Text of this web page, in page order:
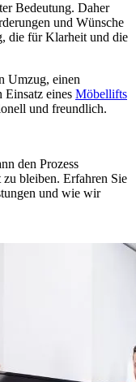
Bedeutung. Daher
und Wünsche
die für Klarheit und die
Umzug, einen
Einsatz eines Möbellifts
und freundlich.
den Prozess
bleiben. Erfahren Sie
und wie wir